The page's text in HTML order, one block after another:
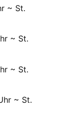
~ St.
~ St.
~ St.
~ St.